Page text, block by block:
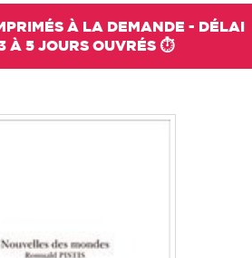
À LA DEMANDE - DÉLAI
À 5 JOURS OUVRÉS ⏱️